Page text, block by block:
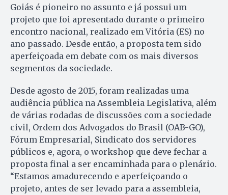
Goiás é pioneiro no assunto e já possui um
projeto que foi apresentado durante o primeiro
encontro nacional, realizado em Vitória (ES) no
ano passado. Desde então, a proposta tem sido
aperfeiçoada em debate com os mais diversos
segmentos da sociedade.
Desde agosto de 2015, foram realizadas uma
audiência pública na Assembleia Legislativa, além
de várias rodadas de discussões com a sociedade
civil, Ordem dos Advogados do Brasil (OAB-GO),
Fórum Empresarial, Sindicato dos servidores
públicos e, agora, o workshop que deve fechar a
proposta final a ser encaminhada para o plenário.
“Estamos amadurecendo e aperfeiçoando o
projeto, antes de ser levado para a assembleia,